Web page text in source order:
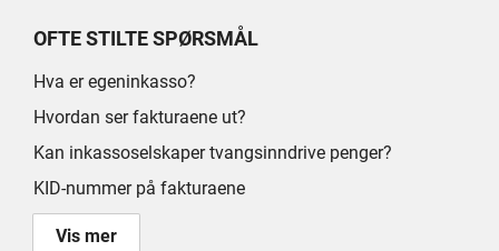
OFTE STILTE SPØRSMÅL
Hva er egeninkasso?
Hvordan ser fakturaene ut?
Kan inkassoselskaper tvangsinndrive penger?
KID-nummer på fakturaene
Vis mer